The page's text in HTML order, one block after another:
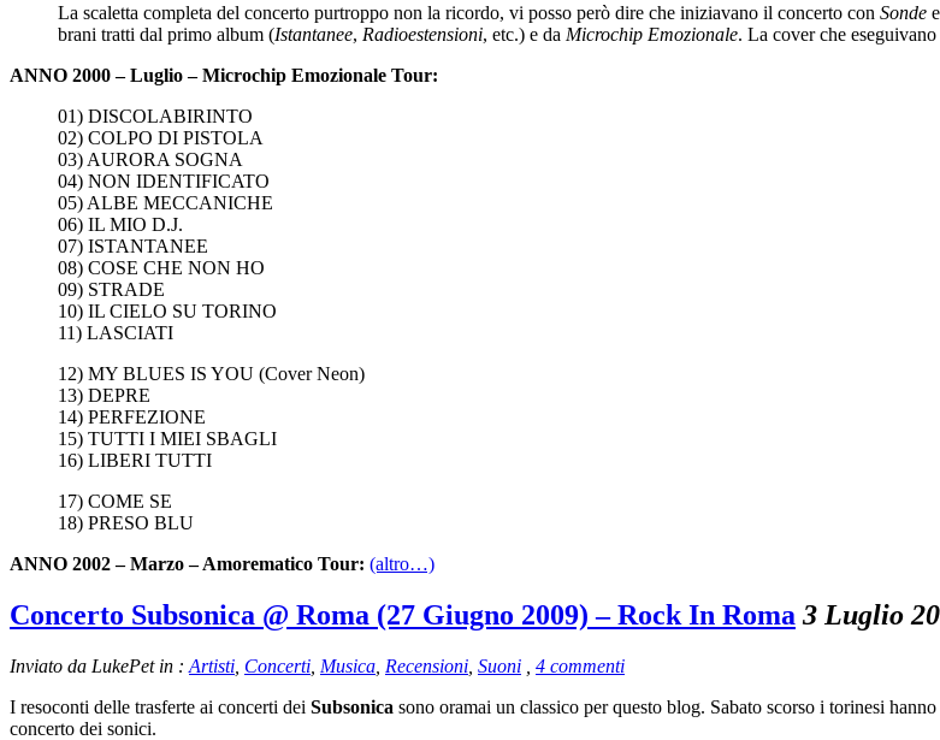
La scaletta completa del concerto purtroppo non la ricordo, vi posso però dire che iniziavano il concerto con Sonde
brani tratti dal primo album (Istantanee, Radioestensioni, etc.) e da Microchip Emozionale. La cover che
ANNO 2000 – Luglio – Microchip Emozionale Tour:
01) DISCOLABIRINTO
02) COLPO DI PISTOLA
03) AURORA SOGNA
04) NON IDENTIFICATO
05) ALBE MECCANICHE
06) IL MIO D.J.
07) ISTANTANEE
08) COSE CHE NON HO
09) STRADE
10) IL CIELO SU TORINO
11) LASCIATI
12) MY BLUES IS YOU (Cover Neon)
13) DEPRE
14) PERFEZIONE
15) TUTTI I MIEI SBAGLI
16) LIBERI TUTTI
17) COME SE
18) PRESO BLU
ANNO 2002 – Marzo – Amorematico Tour: (altro…)
Concerto Subsonica @ Roma (27 Giugno 2009) – Rock In Roma 3 Luglio
Inviato da LukePet in : Artisti Concerti Musica Recensioni Suoni
4 commenti
I resoconti delle trasferte ai concerti dei Subsonica sono oramai un classico per questo blog. Sabato scorso i torinesi hanno
concerto dei sonici.